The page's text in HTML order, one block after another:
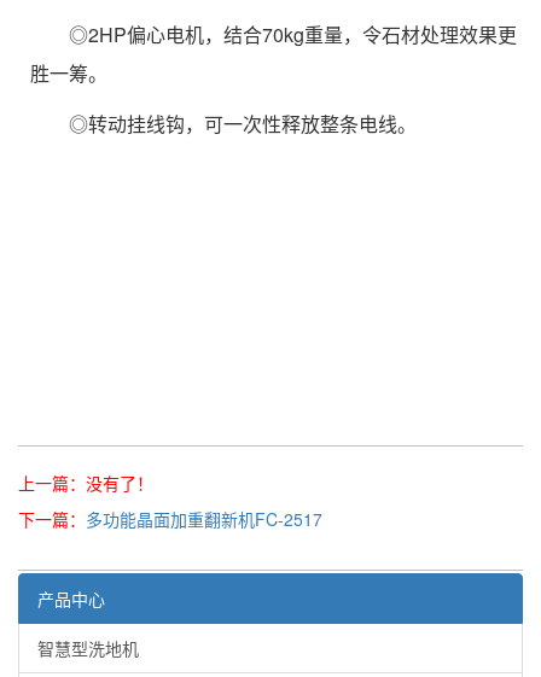
◎2HP偏心电机，结合70kg重量，令石材处理效果更
胜一筹。
◎转动挂线钩，可一次性释放整条电线。
上一篇：没有了！
下一篇： 多功能晶面加重翻新机FC-2517
产品中心
智慧型洗地机